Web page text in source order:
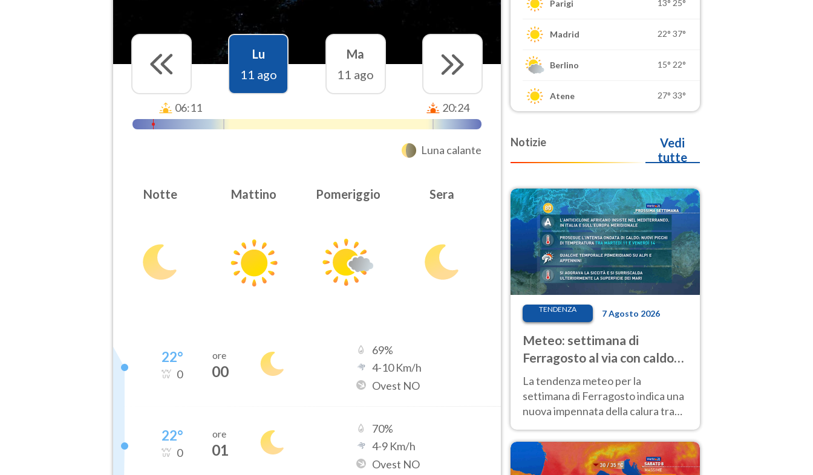
Lu
11 ago
Ma
11 ago
06:11 20:24
Luna calante
Notte Mattino Pomeriggio Sera
22°
0
ore
00
69%
4-10Km/h
Ovest NO
22°
0
ore
01
70%
4-9 Km/h
Ovest NO
Parigi 13° 25°
Madrid 22° 37°
Berlino 15° 22°
Atene 27° 33°
Notizie
Vedi
tutte
TENDENZA 7 Agosto 2026
Meteo: settimana di
Ferragosto al via con caldo
intenso e qualche temporale
La tendenza meteo per la
settimana di Ferragosto indica una
nuova impennata della calura tra
anche al Nord.